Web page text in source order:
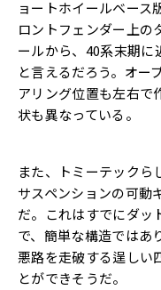
ョートホイールベース
ロントフェンダー上の
ールから、40系末期に
と言えるだろう。オー
アリング位置も左右で
状も異なっている。
また、トミーテックら
サスペンションの可動
だ。これはすでにダッ
で、簡単な構造ではあ
悪路を走破する逞しい
とができそうだ。